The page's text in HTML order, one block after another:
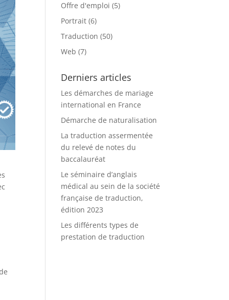
Offre d'emploi (5)
Portrait (6)
Traduction (50)
Web (7)
Derniers articles
Les démarches de mariage
international en France
Démarche de naturalisation
La traduction assermentée
du relevé de notes du
baccalauréat
Le séminaire d’anglais
médical au sein de la société
française de traduction,
édition 2023
Les différents types de
prestation de traduction